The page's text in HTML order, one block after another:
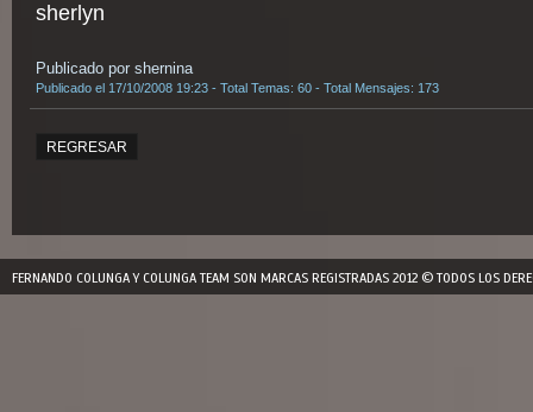
sherlyn
Publicado por shernina
Publicado el 17/10/2008 19:23 - Total Temas: 60 - Total Mensajes: 173
REGRESAR
FERNANDO COLUNGA Y COLUNGA TEAM SON MARCAS REGISTRADAS 2012 © TODOS LOS